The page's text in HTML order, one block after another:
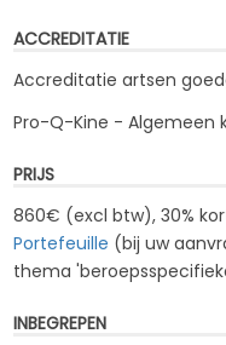
ACCREDITATIE
Accreditatie artsen
Pro-Q-Kine -
PRIJS
860€ (excl btw), 30%
Portefeuille (bij uw
thema '
INBEGREPEN